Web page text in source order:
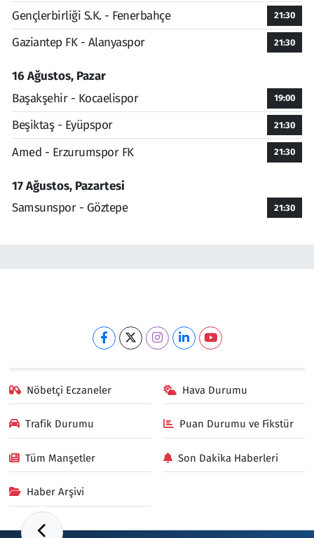
Gençlerbirliği S.K. - Fenerbahçe 21:30
Gaziantep FK - Alanyaspor 21:30
16 Ağustos, Pazar
Başakşehir - Kocaelispor
19:00
Beşiktaş - Eyüpspor 21:30
Amed - Erzurumspor FK 21:30
17 Ağustos, Pazartesi
Samsunspor - Göztepe
21:30
Nöbetçi Eczaneler Hava Durumu
Trafik Durumu Puan Durumu ve Fikstür
Tüm Manşetler Son Dakika Haberleri
Haber Arşivi